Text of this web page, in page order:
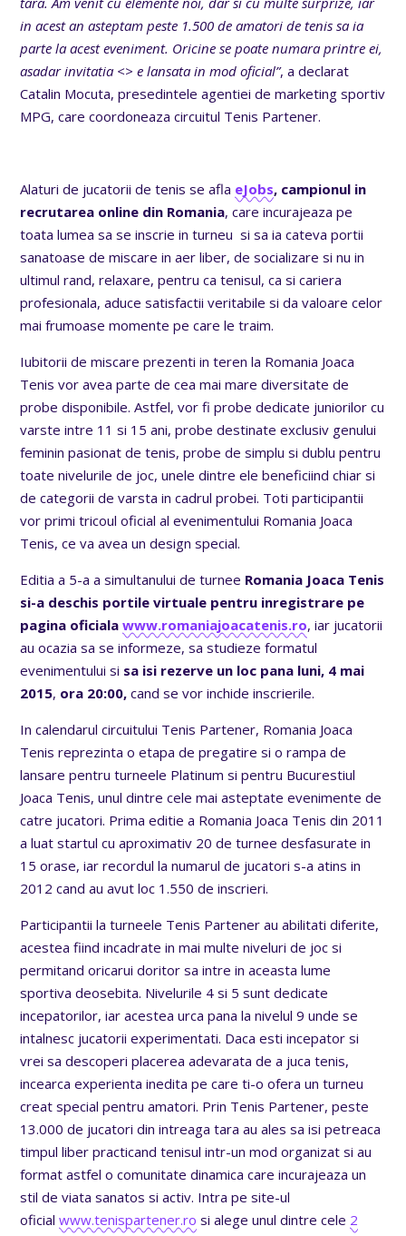
in acest an asteptam peste 1.500 de amatori de tenis sa ia
parte la acest eveniment. Oricine se poate numara printre ei,
asadar invitatia <> e lansata in mod oficial”, a declarat
Catalin Mocuta, presedintele agentiei de marketing sportiv
MPG, care coordoneaza circuitul Tenis Partener.
Alaturi de jucatorii de tenis se afla eJobs, campionul in
recrutarea online din Romania, care incurajeaza pe
toata lumea sa se inscrie in turneu si sa ia cateva portii
sanatoase de miscare in aer liber, de socializare si nu in
ultimul rand, relaxare, pentru ca tenisul, ca si cariera
profesionala, aduce satisfactii veritabile si da valoare celor
mai frumoase momente pe care le traim.
Iubitorii de miscare prezenti in teren la Romania Joaca
Tenis vor avea parte de cea mai mare diversitate de
probe disponibile. Astfel, vor fi probe dedicate juniorilor cu
varste intre 11 si 15 ani, probe destinate exclusiv genului
feminin pasionat de tenis, probe de simplu si dublu pentru
toate nivelurile de joc, unele dintre ele beneficiind chiar si
de categorii de varsta in cadrul probei. Toti participantii
vor primi tricoul oficial al evenimentului Romania Joaca
Tenis, ce va avea un design special.
Editia a 5-a a simultanului de turnee Romania Joaca Tenis
si-a deschis portile virtuale pentru inregistrare pe
pagina oficialawww.romaniajoacatenis.ro, iar jucatorii
au ocazia sa se informeze, sa studieze formatul
evenimentului si sa isi rezerve un loc pana luni, 4 mai
2015, ora 20:00, cand se vor inchide inscrierile.
In calendarul circuitului Tenis Partener, Romania Joaca
Tenis reprezinta o etapa de pregatire si o rampa de
lansare pentru turneele Platinum si pentru Bucurestiul
Joaca Tenis, unul dintre cele mai asteptate evenimente de
catre jucatori. Prima editie a Romania Joaca Tenis din 2011
a luat startul cu aproximativ 20 de turnee desfasurate in
15 orase, iar recordul la numarul de jucatori s-a atins in
2012 cand au avut loc 1.550 de inscrieri.
Participantii la turneele Tenis Partener au abilitati diferite,
acestea fiind incadrate in mai multe niveluri de joc si
permitand oricarui doritor sa intre in aceasta lume
sportiva deosebita. Nivelurile 4 si 5 sunt dedicate
incepatorilor, iar acestea urca pana la nivelul 9 unde se
intalnesc jucatorii experimentati. Daca esti incepator si
vrei sa descoperi placerea adevarata de a juca tenis,
incearca experienta inedita pe care ti-o ofera un turneu
creat special pentru amatori. Prin Tenis Partener, peste
13.000 de jucatori din intreaga tara au ales sa isi petreaca
timpul liber practicand tenisul intr-un mod organizat si au
format astfel o comunitate dinamica care incurajeaza un
stil de viata sanatos si activ. Intra pe site-ul
oficialwww.tenispartener.ro si alege unul dintre cele 2